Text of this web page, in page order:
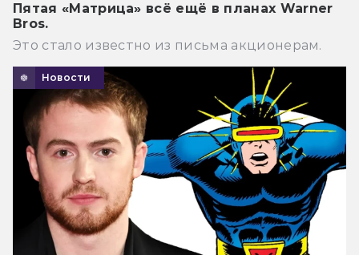
Пятая «Матрица» всё ещё в планах Warner
Bros.
Это стало известно из письма акционерам.
Новости